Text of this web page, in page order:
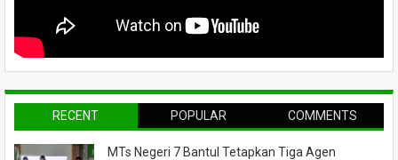
RECENT POPULAR COMMENTS
MTs Negeri 7 Bantul Tetapkan Tiga Agen